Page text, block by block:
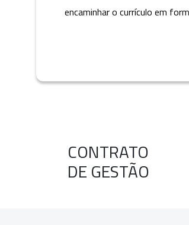
encaminhar o currículo em
CONTRATO
DE GESTÃO